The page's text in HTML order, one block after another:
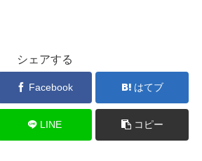
シェアする
Facebook はてブ
LINE コピー